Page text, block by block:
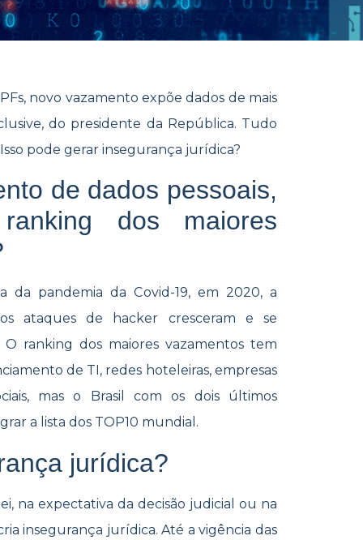
novo vazamento expõe dados de mais
do presidente da República. Tudo
pode gerar insegurança jurídica?
de dados pessoais,
dos maiores
pandemia da Covid-19, em 2020, a
ataques de hacker cresceram e se
ranking dos maiores vazamentos tem
de TI, redes hoteleiras, empresas
mas o Brasil com os dois últimos
a lista dos TOP10 mundial.
jurídica?
na expectativa da decisão judicial ou na
insegurança jurídica. Até a vigência das